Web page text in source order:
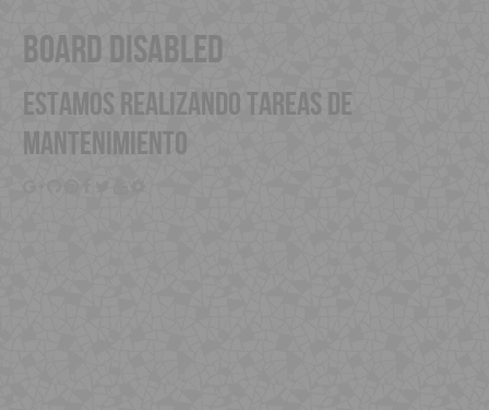
board disabled
Estamos realizando tareas de
mantenimiento